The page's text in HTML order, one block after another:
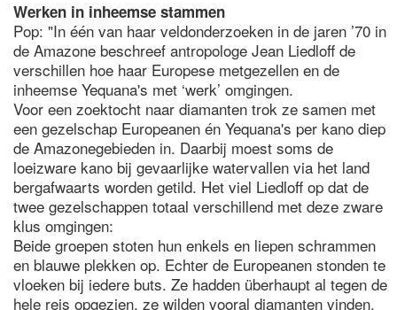
Werken in inheemse stammen
Pop: "In één van haar veldonderzoeken in de jaren ’70 in
de Amazone beschreef antropologe Jean Liedloff de
verschillen hoe haar Europese metgezellen en de
inheemse Yequana's met ‘werk’ omgingen.
Voor een zoektocht naar diamanten trok ze samen met
een gezelschap Europeanen én Yequana's per kano diep
de Amazonegebieden in. Daarbij moest soms de
loeizware kano bij gevaarlijke watervallen via het land
bergafwaarts worden getild. Het viel Liedloff op dat de
twee gezelschappen totaal verschillend met deze zware
klus omgingen:
Beide groepen stoten hun enkels en liepen schrammen
en blauwe plekken op. Echter de Europeanen stonden te
vloeken bij iedere buts. Ze hadden überhaupt al tegen de
hele reis opgezien, ze wilden vooral diamanten vinden.